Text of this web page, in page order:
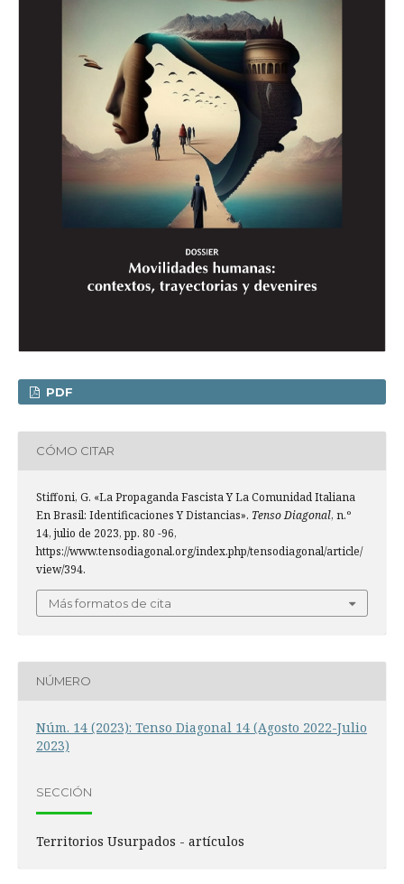
PDF
CÓMO CITAR
Stiffoni, G. «La Propaganda Fascista Y La Comunidad Italiana
En Brasil: Identificaciones Y Distancias». Tenso Diagonal, n.º
14, julio de 2023, pp. 80 -96,
https://www.tensodiagonal.org/index.php/tensodiagonal/article/
view/394.
Más formatos de cita
NÚMERO
Núm. 14 (2023): Tenso Diagonal 14 (Agosto 2022-Julio
2023)
SECCIÓN
Territorios Usurpados - artículos